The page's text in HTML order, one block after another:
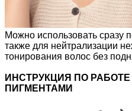
Можно использовать сразу
также для нейтрализации
тонирования волос без
ИНСТРУКЦИЯ ПО
ПИГМЕНТАМИ